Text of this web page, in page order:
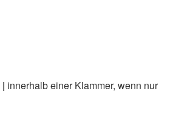
| innerhalb einer Klammer, wenn nur